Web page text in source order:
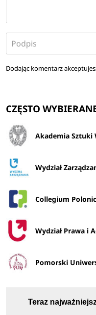
Dodając komentarz
CZĘSTO
Akademia Sztuki
Wydział
Collegium
Wydział Prawa i
Pomorski
Teraz